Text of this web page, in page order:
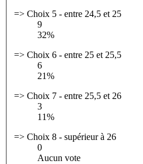
=> Choix 5 - entre 24,5 et 25
9
32%
=> Choix 6 - entre 25 et 25,5
6
21%
=> Choix 7 - entre 25,5 et 26
3
11%
=> Choix 8 - supérieur à 26
0
Aucun vote